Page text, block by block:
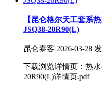
【昆仑格尔天工套系
JSQ38-20R90(L)
昆仑泰客 2026-03-28
下载浏览详情页：热
20R90(L)详情页.pdf